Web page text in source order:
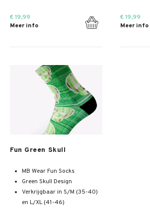
€ 19,99
Meer info
€ 19,99
Meer info
Fun Green Skull
MB Wear Fun Socks
Green Skull Design
Verkrijgbaar in S/M (35-40)
en L/XL (41-46)